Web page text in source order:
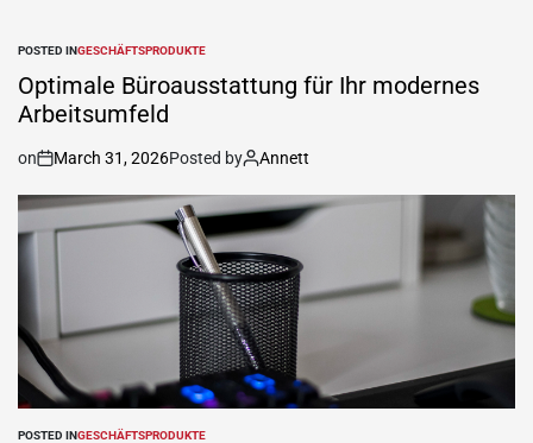
POSTED INGESCHÄFTSPRODUKTE
Optimale Büroausstattung für Ihr modernes
Arbeitsumfeld
on March 31, 2026Posted by Annett
POSTED INGESCHÄFTSPRODUKTE